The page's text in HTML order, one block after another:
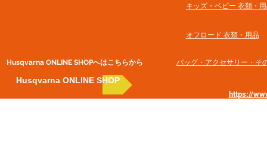
Husqvarna ONLINE SHOP​へはこちらから
Husqvarna ONLINE SHOP
キッズ・ベビー 衣類・
オフロード 衣類・用品
バッグ・アクセサリー・そ
https://